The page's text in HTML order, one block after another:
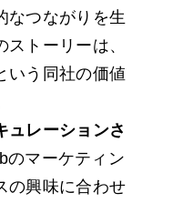
なつながりを生
トーリーは、
いう同社の価値
ュレーションさ
のマーケティン
の興味に合わせ